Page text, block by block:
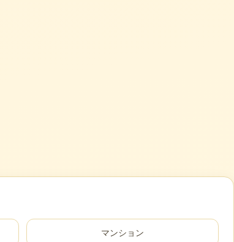
マンション